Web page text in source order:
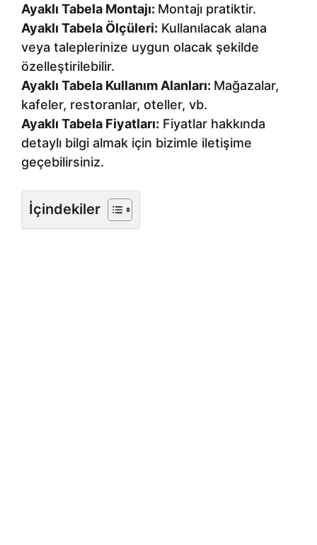
Ayaklı Tabela Montajı: Montajı pratiktir.
Ayaklı Tabela Ölçüleri: Kullanılacak alana
veya taleplerinize uygun olacak şekilde
özelleştirilebilir.
Ayaklı Tabela Kullanım Alanları: Mağazalar,
kafeler, restoranlar, oteller, vb.
Ayaklı Tabela Fiyatları: Fiyatlar hakkında
detaylı bilgi almak için bizimle iletişime
geçebilirsiniz.
İçindekiler